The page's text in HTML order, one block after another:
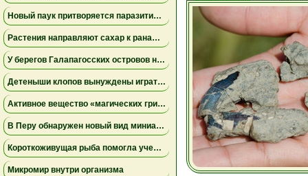
Новый паук притворяется паразитическим грибом
Растения направляют сахар к ранам, чтобы быстрее восстановиться
У берегов Галапагосских островов нашли крошечного синего осьминога нового вида
Детеныши клопов вынуждены играть в «рулетку», чтобы вовремя найти бактерий-партнеров для выживания
Активное вещество «магических грибов» сделало рыб менее агрессивными и менее активными
В Перу обнаружен новый вид миниатюрной сумчатой лягушки, вынашивающей потомство на спине
Короткоживущая рыба помогла ученым раскрыть тайны старения иммунитета
Микромир внутри организма